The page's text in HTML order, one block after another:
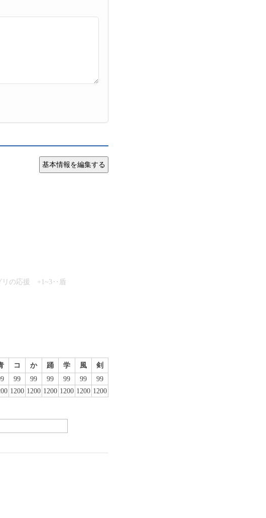
の応援 +1~3‥盾
コ か 踊 学 風
剣
99 99 99 99 99
99
1200 1200 1200 1200 1200 1200